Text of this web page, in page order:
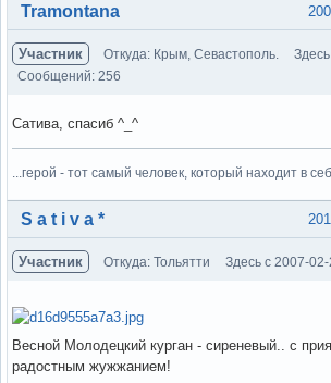
Вне форума
Tramontana
Участник Откуда: Крым, Севастополь.
Сообщений: 256
Cатива, спасиб ^_^
...герой - тот самый человек, который находит в
Вне форума
S a t i v a *
Участник Откуда: Тольятти Здесь с 2007-02-
Весной Молодецкий курган - сиреневый.. с
радостным жужжанием!